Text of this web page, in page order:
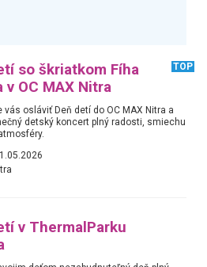
so škriatkom Fíha
v OC MAX Nitra
TOP
vás osláviť Deň detí do OC MAX Nitra a
detský koncert plný radosti, smiechu
v ThermalParku